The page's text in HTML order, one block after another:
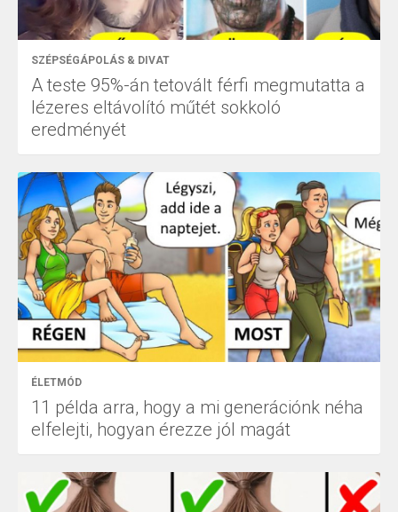
SZÉPSÉGÁPOLÁS & DIVAT
A teste 95%-án tetovált férfi megmutatta a
lézeres eltávolító műtét sokkoló
eredményét
ÉLETMÓD
11 példa arra, hogy a mi generációnk néha
elfelejti, hogyan érezze jól magát